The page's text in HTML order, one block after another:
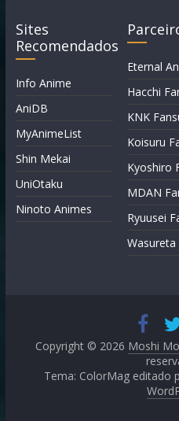
Sites
Recomendados
Info Anime
AniDB
MyAnimeList
Shin Mekai
UniOtaku
Ninoto Animes
Eternal
Hacchi
KNK
Koisuru
Kyoshiro
MDAN
Ryuusei
Wasureta
Copyright © 2026 Moshi
Tema: ColorMag editado